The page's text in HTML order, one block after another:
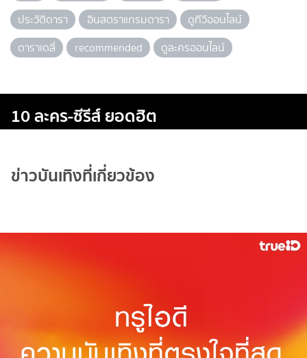
ประวัติดารา
อินสตราแกรมดารา
ดูทีวีออนไลน์
ดาราเดลี่
recommended ดูละครออนไลน์
10 ละคร-ซีรีส์ ยอดฮิต
ข่าวบันเทิงที่เกี่ยวข้อง